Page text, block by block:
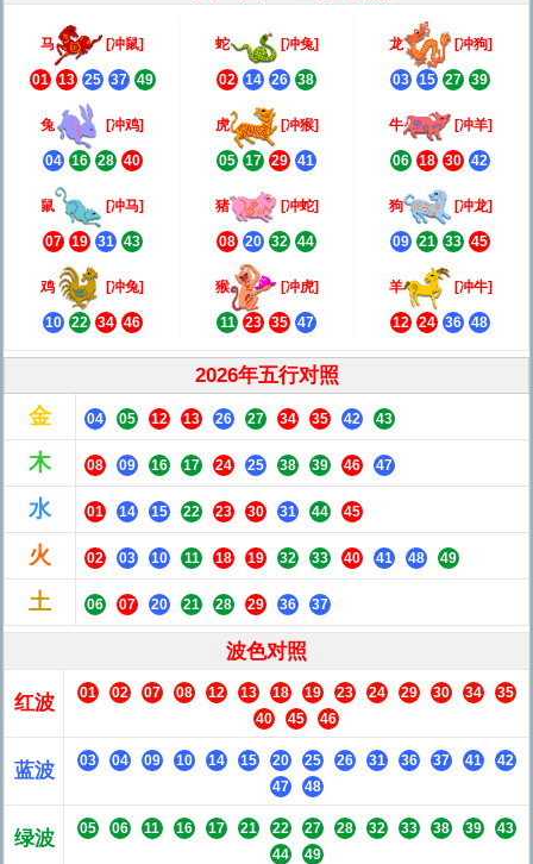
马 [冲鼠]
01 13 25 37 49
蛇 [冲兔]
02 14 26 38
龙 [冲狗]
03 15 27 39
兔 [冲鸡]
04 16 28 40
虎 [冲猴]
05 17 29 41
牛 [冲羊]
06 18 30 42
鼠 [冲马]
07 19 31 43
猪 [冲蛇]
08 20 32 44
狗 [冲龙]
09 21 33 45
鸡 [冲兔]
10 22 34 46
猴 [冲虎]
11 23 35 47
羊 [冲牛]
12 24 36 48
2026年五行对照
金 04 05 12 13 26 27 34 35 42 43
木 08 09 16 17 24 25 38 39 46 47
水 01 14 15 22 23 30 31 44 45
火 02 03 10 11 18 19 32 33 40 41 48 49
土 06 07 20 21 28 29 36 37
波色对照
红波 01 02 07 08 12 13 18 19 23 24 29 30 34
35
40
45 46
蓝波 03 04 09 10 14 15 20 25 26 31 36 37 41
42
47
48
绿波 05 06 11 16 17 21 22 27 28 32 33 38 39
43
44
49